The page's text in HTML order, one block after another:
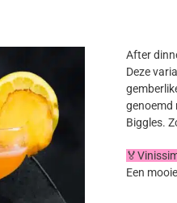
After
Deze
genoemd
Biggles.
Een